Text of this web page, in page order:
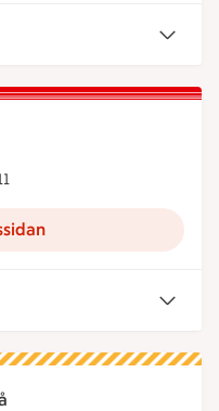
stängt idag, öppnar